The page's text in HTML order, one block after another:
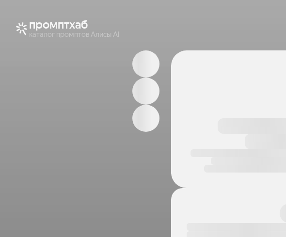
промптхаб
каталог промптов Алисы AI